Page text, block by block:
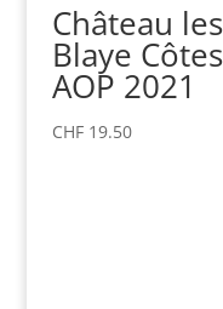
Château
Blaye
AOP 2021
CHF19.50